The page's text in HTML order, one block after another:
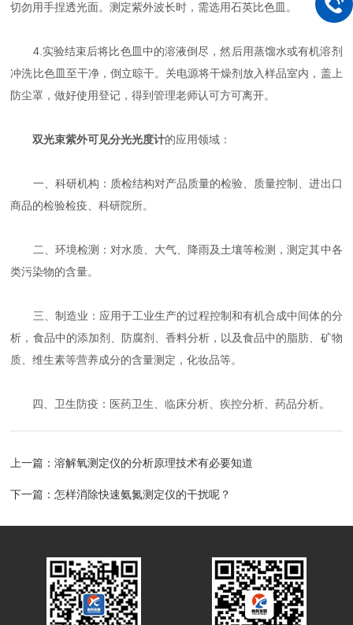
切勿用手捏透光面。测定紫外波长时，需选用石英比色皿。
4.实验结束后将比色皿中的溶液倒尽，然后用蒸馏水或有机溶剂
冲洗比色皿至干净，倒立晾干。关电源将干燥剂放入样品室内，盖上
防尘罩，做好使用登记，得到管理老师认可方可离开。
双光束紫外可见分光光度计的应用领域：
一、科研机构：质检结构对产品质量的检验、质量控制、进出口
商品的检验检疫、科研院所。
二、环境检测：对水质、大气、降雨及土壤等检测，测定其中各
类污染物的含量。
三、制造业：应用于工业生产的过程控制和有机合成中间体的分
析，食品中的添加剂、防腐剂、香料分析，以及食品中的脂肪、矿物
质、维生素等营养成分的含量测定，化妆品等。
四、卫生防疫：医药卫生、临床分析、疾控分析、药品分析。
上一篇：溶解氧测定仪的分析原理技术有必要知道
下一篇：怎样消除快速氨氮测定仪的干扰呢？